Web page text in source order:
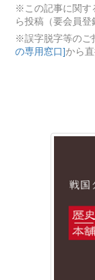
※この記事に関す
ら投稿（要会員登
※誤字脱字等のご
の専用窓口]から